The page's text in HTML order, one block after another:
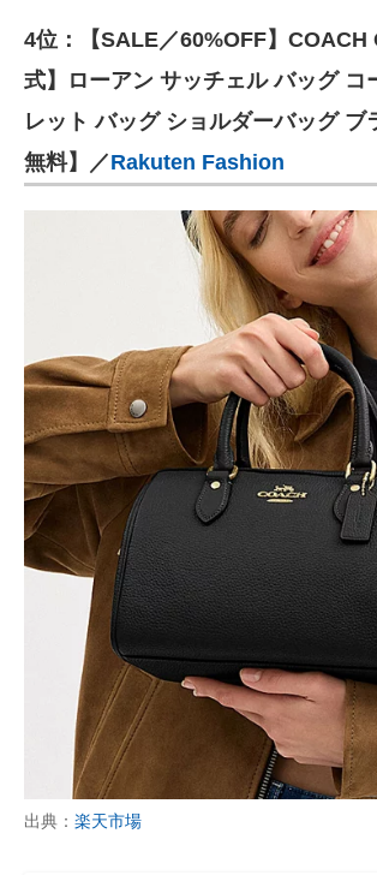
4位：【SALE／60%OFF】COACH
式】ローアン サッチェル バッグ
レット バッグ ショルダーバッグ ブ
無料】／Rakuten Fashion
出典： 楽天市場